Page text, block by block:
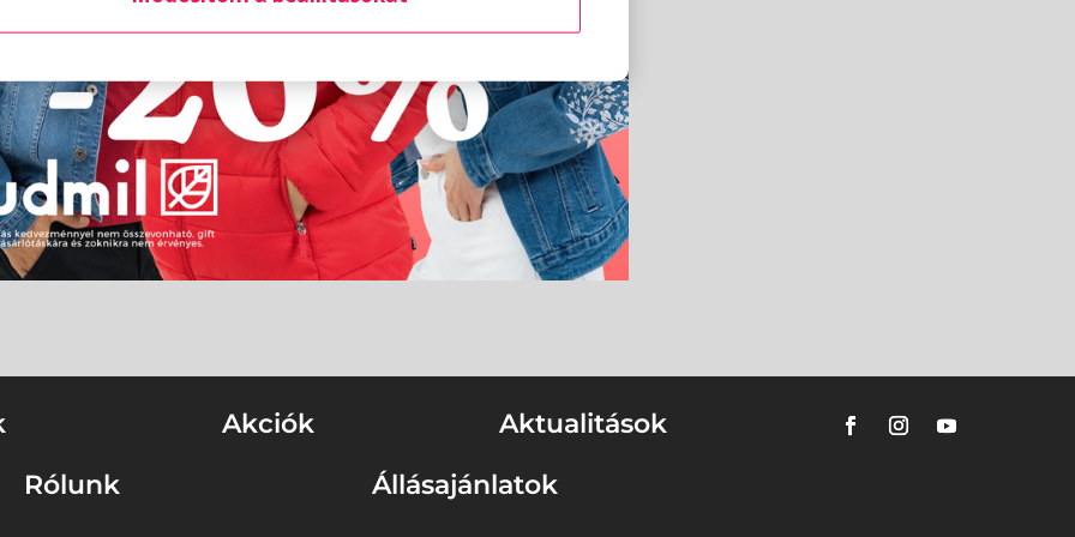
Akciók
Aktualitások
Rólunk
Állásajánlatok